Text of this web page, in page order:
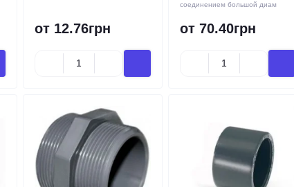
от 12.76грн
соединением большой диам
от 70.40грн